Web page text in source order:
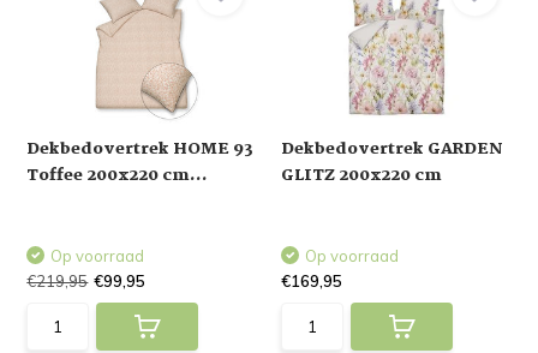
Dekbedovertrek HOME 93
Toffee 200x220 cm...
Op voorraad
€219,95 €99,95
Dekbedovertrek GARDEN
GLITZ 200x220 cm
Op voorraad
€169,95